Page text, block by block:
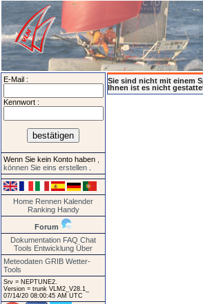
E-Mail :
Kennwort :
Wenn Sie kein Konto haben
können Sie eins erstellen
Home Rennen Kalender
Ranking Handy
Forum
Dokumentation FAQ Chat
Tools Entwicklung Über
Meteodaten GRIB Wetter-
Tools
Srv = NEPTUNE2.
Version = trunk VLM2_V28.1_
07/14/20 08:00:45 AM UTC
Sie sind nicht mit einem
Ihnen ist es nicht